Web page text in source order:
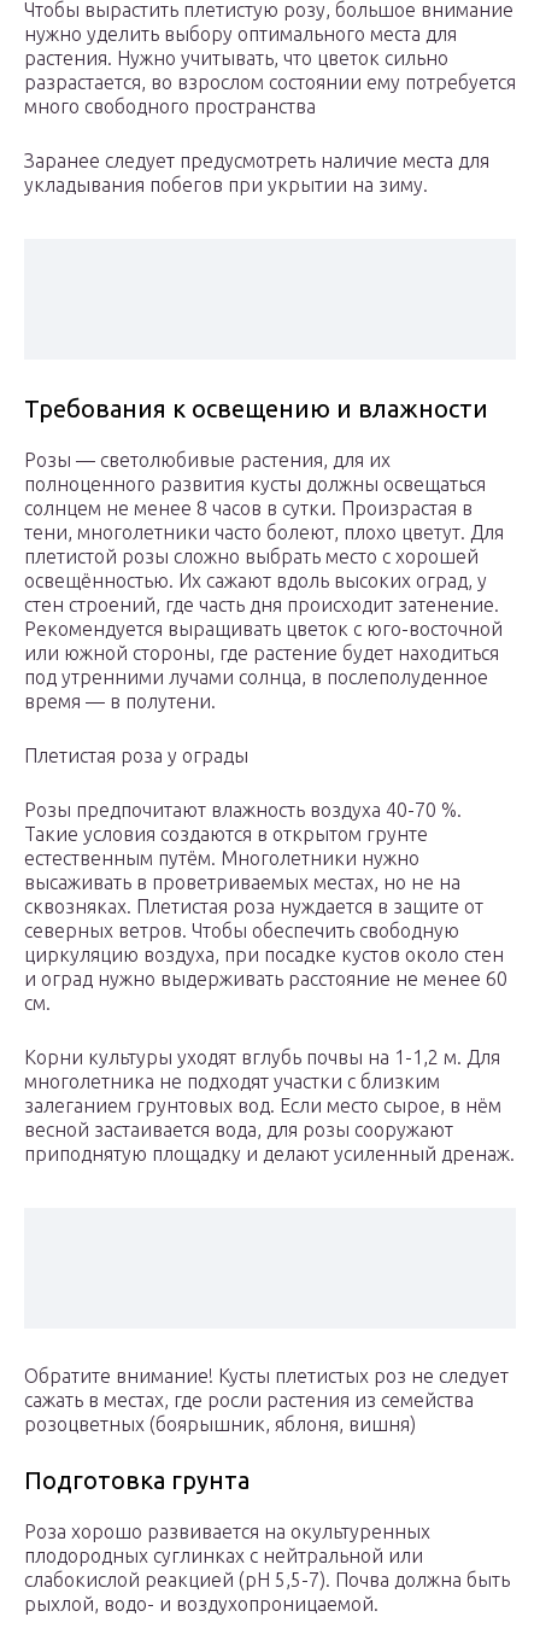
Чтобы вырастить плетистую розу, большое внимание
нужно уделить выбору оптимального места для
растения. Нужно учитывать, что цветок сильно
разрастается, во взрослом состоянии ему потребуется
много свободного пространства
Заранее следует предусмотреть наличие места для
укладывания побегов при укрытии на зиму.
Требования к освещению и влажности
Розы — светолюбивые растения, для их
полноценного развития кусты должны освещаться
солнцем не менее 8 часов в сутки. Произрастая в
тени, многолетники часто болеют, плохо цветут. Для
плетистой розы сложно выбрать место с хорошей
освещённостью. Их сажают вдоль высоких оград, у
стен строений, где часть дня происходит затенение.
Рекомендуется выращивать цветок с юго-восточной
или южной стороны, где растение будет находиться
под утренними лучами солнца, в послеполуденное
время — в полутени.
Плетистая роза у ограды
Розы предпочитают влажность воздуха 40-70 %.
Такие условия создаются в открытом грунте
естественным путём. Многолетники нужно
высаживать в проветриваемых местах, но не на
сквозняках. Плетистая роза нуждается в защите от
северных ветров. Чтобы обеспечить свободную
циркуляцию воздуха, при посадке кустов около стен
и оград нужно выдерживать расстояние не менее 60
см.
Корни культуры уходят вглубь почвы на 1-1,2 м. Для
многолетника не подходят участки с близким
залеганием грунтовых вод. Если место сырое, в нём
весной застаивается вода, для розы сооружают
приподнятую площадку и делают усиленный дренаж.
Обратите внимание! Кусты плетистых роз не следует
сажать в местах, где росли растения из семейства
розоцветных (боярышник, яблоня, вишня)
Подготовка грунта
Роза хорошо развивается на окультуренных
плодородных суглинках с нейтральной или
слабокислой реакцией (pH 5,5-7). Почва должна быть
рыхлой, водо- и воздухопроницаемой.